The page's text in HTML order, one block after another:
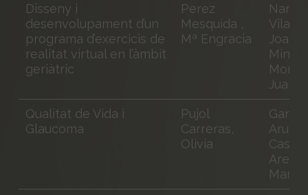
Disseny i
desenvolupament d’un
programa d’exercicis de
realitat virtual en l’àmbit
geriàtric
Perez
Mesquida ,
Mª Engracia
Nardi
Joan;
Juan
Qualitat de Vida i
Glaucoma
Pujol
Carreras,
Olivia
García
Arumí,
Marta